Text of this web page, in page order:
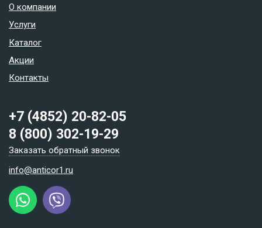
О компании
Услуги
Каталог
Акции
Контакты
+7 (4852) 20-82-05
8 (800) 302-19-29
Заказать обратный звонок
info@anticor1.ru